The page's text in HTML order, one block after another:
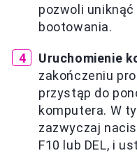
pozwoli
bootowania.
Uruchomienie
zakończeniu
przystąp do
komputera. W
zazwyczaj
F10 lub DEL, i